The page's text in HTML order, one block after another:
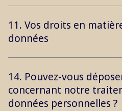
11. Vos droits en
données
14. Pouvez-vous
concernant notre
données personnelles ?